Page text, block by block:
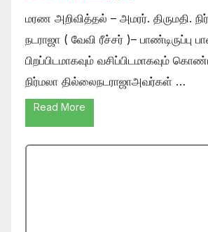
மரண அறிவித்தல் – அமரர். திருமதி.
நடராஜா ( வேவி ரீச்சர் )– பாண்டிருப்பு
பிறப்பிடமாகவும் வசிப்பிடமாகவும்
நிர்மலா தில்லைநடராஜாஅவர்கள் …
Read More